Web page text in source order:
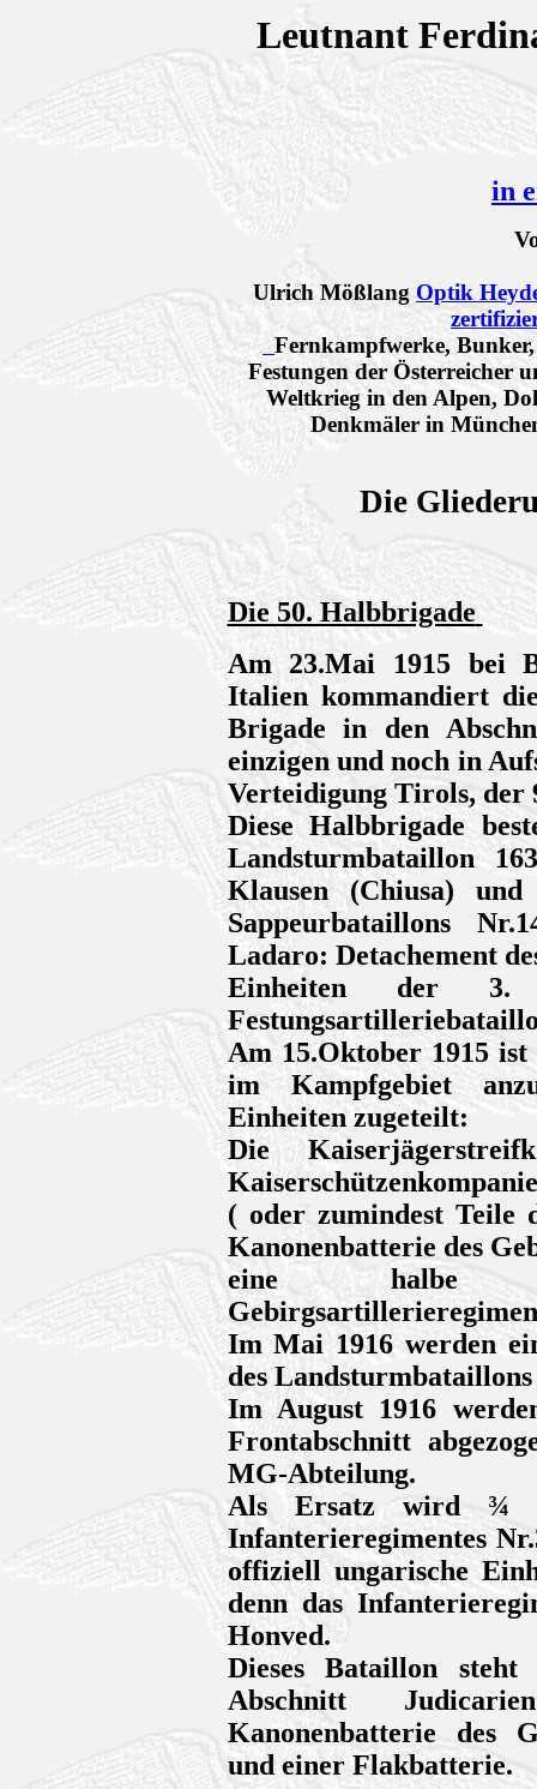
Leutnant
in
Ulrich Mößlang Optik
Fernkampfwerke,
Festungen der Österreicher
Weltkrieg in den Alpen,
Denkmäler in
Die
Die 50. Halbbrigade
Am 23.Mai 1915 bei
Italien kommandiert
Brigade in den
einzigen und noch in
Verteidigung Tirols, der
Diese Halbbrigade
Landsturmbataillon
Klausen (Chiusa)
Sappeurbataillons
Ladaro: Detachement
Einheiten der
Am 15.Oktober 1915
im Kampfgebiet
Einheiten zugeteilt:
Die
( oder zumindest Teile
Kanonenbatterie des
eine halbe
Im Mai 1916 werden
des Landsturmbataillons
Im August 1916
Frontabschnitt
MG-Abteilung.
Als Ersatz wird ¾
Infanterieregimentes
offiziell ungarische
denn das
Honved.
Dieses Bataillon
Abschnitt
Kanonenbatterie des
und einer Flakbatterie.